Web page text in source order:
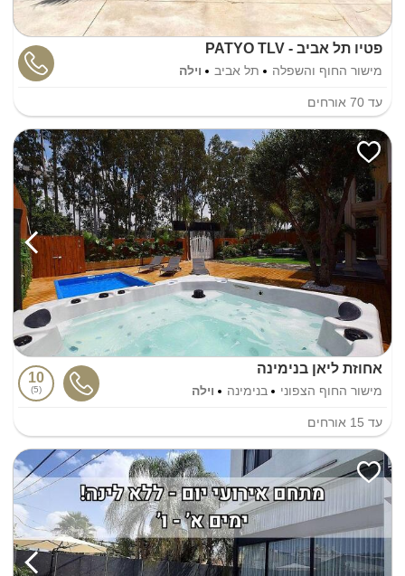
פטיו תל אביב - PATYO TLV
מישור החוף והשפלה תל אביב וילה
עד 70 אורחים
אחוזת ליאן בנימינה
מישור החוף הצפוני בנימינה וילה
10
5
עד 15 אורחים